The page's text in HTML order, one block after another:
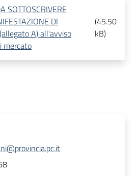
SOTTOSCRIVERE
DI
A) all'avviso
mercato
(45.50
kB)